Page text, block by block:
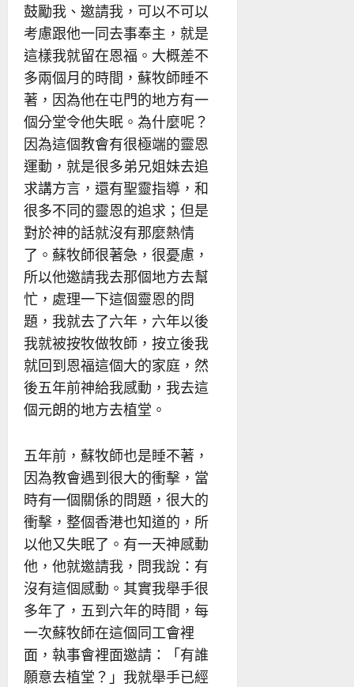
鼓勵我、邀請我，可以不可以
考慮跟他一同去事奉主，就是
這樣我就留在恩福。大概差不
多兩個月的時間，蘇牧師睡不
著，因為他在屯門的地方有一
個分堂令他失眠。為什麼呢？
因為這個教會有很極端的靈恩
運動，就是很多弟兄姐妹去追
求講方言，還有聖靈指導，和
很多不同的靈恩的追求；但是
對於神的話就沒有那麼熱情
了。蘇牧師很著急，很憂慮，
所以他邀請我去那個地方去幫
忙，處理一下這個靈恩的問
題，我就去了六年，六年以後
我就被按牧做牧師，按立後我
就回到恩福這個大的家庭，然
後五年前神給我感動，我去這
個元朗的地方去植堂。
五年前，蘇牧師也是睡不著，
因為教會遇到很大的衝擊，當
時有一個關係的問題，很大的
衝擊，整個香港也知道的，所
以他又失眠了。有一天神感動
他，他就邀請我，問我說：有
沒有這個感動。其實我舉手很
多年了，五到六年的時間，每
一次蘇牧師在這個同工會裡
面，執事會裡面邀請：「有誰
願意去植堂？」我就舉手已經